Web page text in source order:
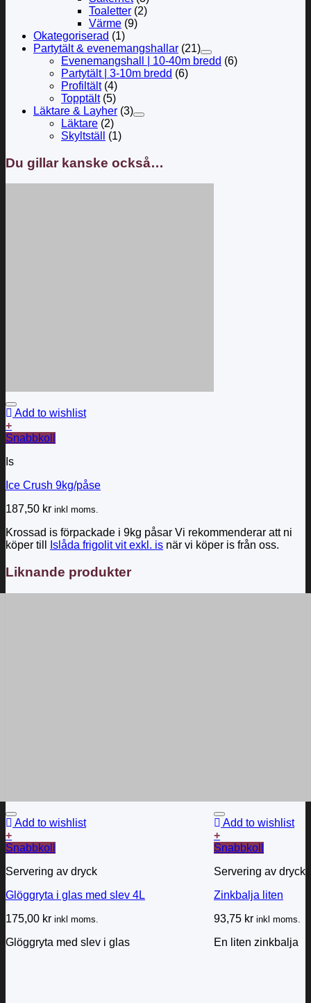
Toaletter (2)
Värme (9)
Okategoriserad (1)
Partytält & evenemangshallar (21)
Evenemangshall | 10-40m bredd (6)
Partytält | 3-10m bredd (6)
Profiltält (4)
Topptält (5)
Läktare & Layher (3)
Läktare (2)
Skyltställ
(1)
Du gillar kanske också…
Add to wishlist
+
Snabbkoll
Is
Ice Crush 9kg/påse
187,50 kr inkl moms.
Krossad is förpackade i 9kg påsar Vi rekommenderar att ni
köper till
Islåda frigolit vit exkl. is när vi köper is från oss.
Liknande produkter
Add to wishlist
+
Snabbkoll
Servering av dryck
Glöggryta i glas med slev 4L
175,00 kr inkl moms.
Glöggryta med slev i glas
Add to wishlist
+
Snabbkoll
Servering av dryck
Zinkbalja liten
93,75 kr inkl moms.
En liten zinkbalja